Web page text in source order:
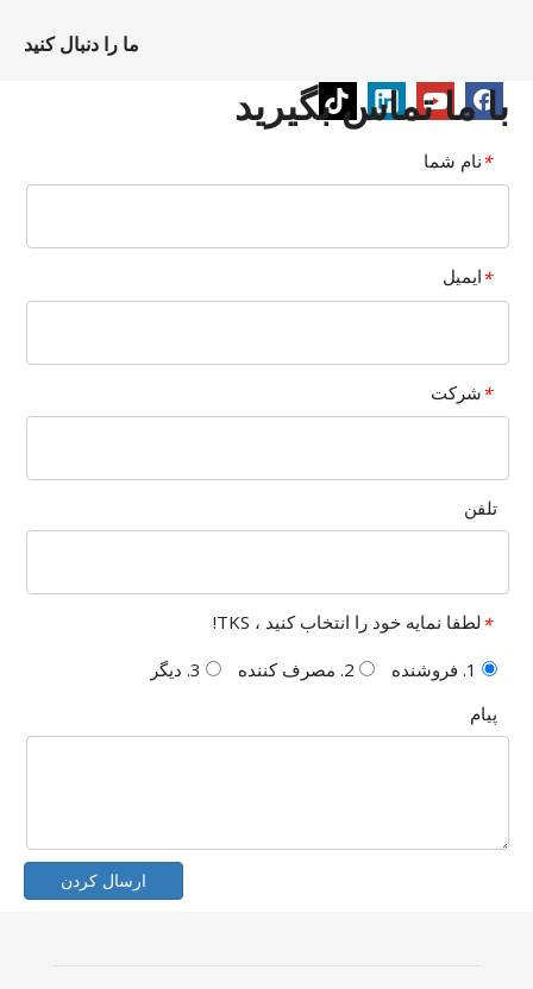
ما را دنبال کنید
با ما تماس بگیرید
*نام شما
*ایمیل
*شرکت
تلفن
*لطفا نمایه خود را انتخاب کنید ، TKS!
پیام
ارسال کردن